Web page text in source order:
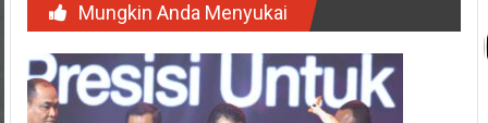
Mungkin Anda Menyukai